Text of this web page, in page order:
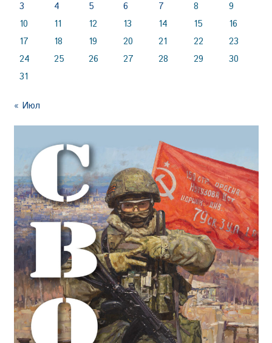
3
4 5 6 7 8
9
10
11 12 13 14 15
16
17
18 19 20 21 22
23
24
25 26 27 28 29
30
31
« Июл